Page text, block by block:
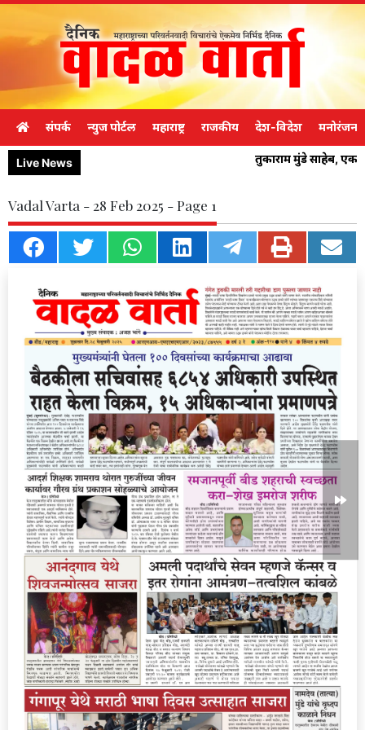
संपर्क न्युज पोर्टल महाराष्ट्र राजकीय देश-विदेश मनोरंजन
Live News तुकाराम मुंडे साहेब,
Vadal Varta - 28 Feb 2025 - Page 1